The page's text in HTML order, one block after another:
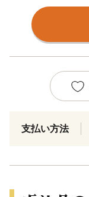
支払い方法